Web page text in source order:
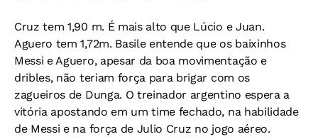
Cruz tem 1,90 m. É mais alto que Lúcio e Juan.
Aguero tem 1,72m. Basile entende que os baixinhos
Messi e Aguero, apesar da boa movimentação e
dribles, não teriam força para brigar com os
zagueiros de Dunga. O treinador argentino espera a
vitória apostando em um time fechado, na habilidade
de Messi e na força de Julio Cruz no jogo aéreo.